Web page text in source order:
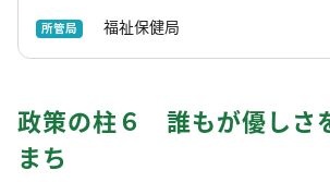
所管局 福祉保健局
政策の柱６ 誰もが優しさ
まち